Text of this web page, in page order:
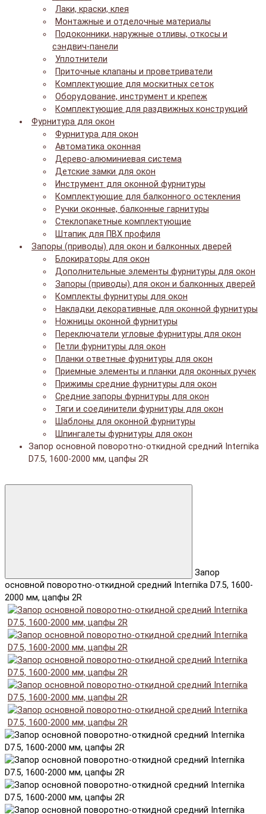
Лаки, краски, клея
Монтажные и отделочные материалы
Подоконники, наружные отливы, откосы и
сэндвич-панели
Уплотнители
Приточные клапаны и проветриватели
Комплектующие для москитных сеток
Оборудование, инструмент и крепеж
Комплектующие для раздвижных конструкций
Фурнитура для окон
Фурнитура для окон
Автоматика оконная
Дерево-алюминиевая система
Детские замки для окон
Инструмент для оконной фурнитуры
Комплектующие для балконного остекления
Ручки оконные, балконные гарнитуры
Стеклопакетные комплектующие
Штапик для ПВХ профиля
Запоры (приводы) для окон и балконных дверей
Блокираторы для окон
Дополнительные элементы фурнитуры для окон
Запоры (приводы) для окон и балконных дверей
Комплекты фурнитуры для окон
Накладки декоративные для оконной фурнитуры
Ножницы оконной фурнитуры
Переключатели угловые фурнитуры для окон
Петли фурнитуры для окон
Планки ответные фурнитуры для окон
Приемные элементы и планки для оконных ручек
Прижимы средние фурнитуры для окон
Средние запоры фурнитуры для окон
Тяги и соединители фурнитуры для окон
Шаблоны для оконной фурнитуры
Шпингалеты фурнитуры для окон
Запор основной поворотно-откидной средний Internika
D7.5, 1600-2000 мм, цапфы 2R
Запор
основной поворотно-откидной средний Internika D7.5, 1600-
2000 мм, цапфы 2R